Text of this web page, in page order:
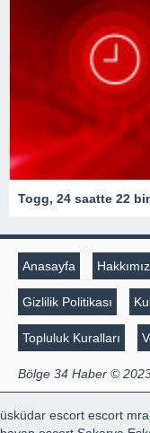
Togg, 24 saatte 22
Anasayfa
Gizlilik Politikası
Topluluk Kuralları
Bölge 34 Haber ©
üsküdar escort escort